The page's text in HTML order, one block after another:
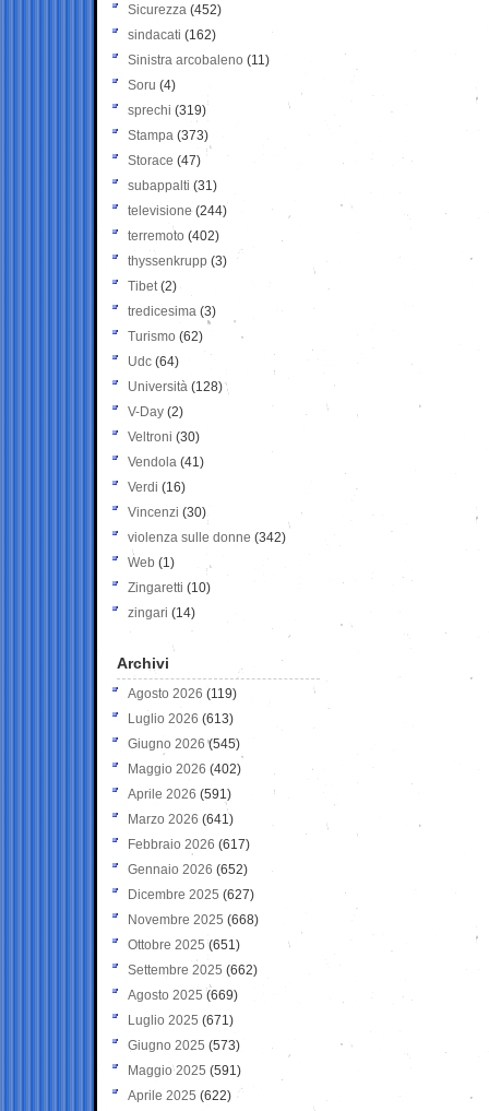
Sicurezza (452)
sindacati (162)
Sinistra arcobaleno (11)
Soru (4)
sprechi (319)
Stampa (373)
Storace (47)
subappalti (31)
televisione(244)
terremoto (402)
thyssenkrupp (3)
Tibet(2)
tredicesima (3)
Turismo (62)
Udc (64)
Università (128)
V-Day (2)
Veltroni (30)
Vendola (41)
Verdi (16)
Vincenzi (30)
violenza sulle donne (342)
Web (1)
Zingaretti (10)
zingari (14)
Archivi
Agosto 2026 (119)
Luglio 2026 (613)
Giugno 2026 (545)
Maggio 2026 (402)
Aprile 2026 (591)
Marzo 2026 (641)
Febbraio 2026 (617)
Gennaio 2026 (652)
Dicembre 2025 (627)
Novembre 2025 (668)
Ottobre 2025 (651)
Settembre 2025 (662)
Agosto 2025 (669)
Luglio 2025 (671)
Giugno 2025 (573)
Maggio 2025 (591)
Aprile 2025 (622)